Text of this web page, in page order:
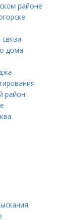
районе
дома
район